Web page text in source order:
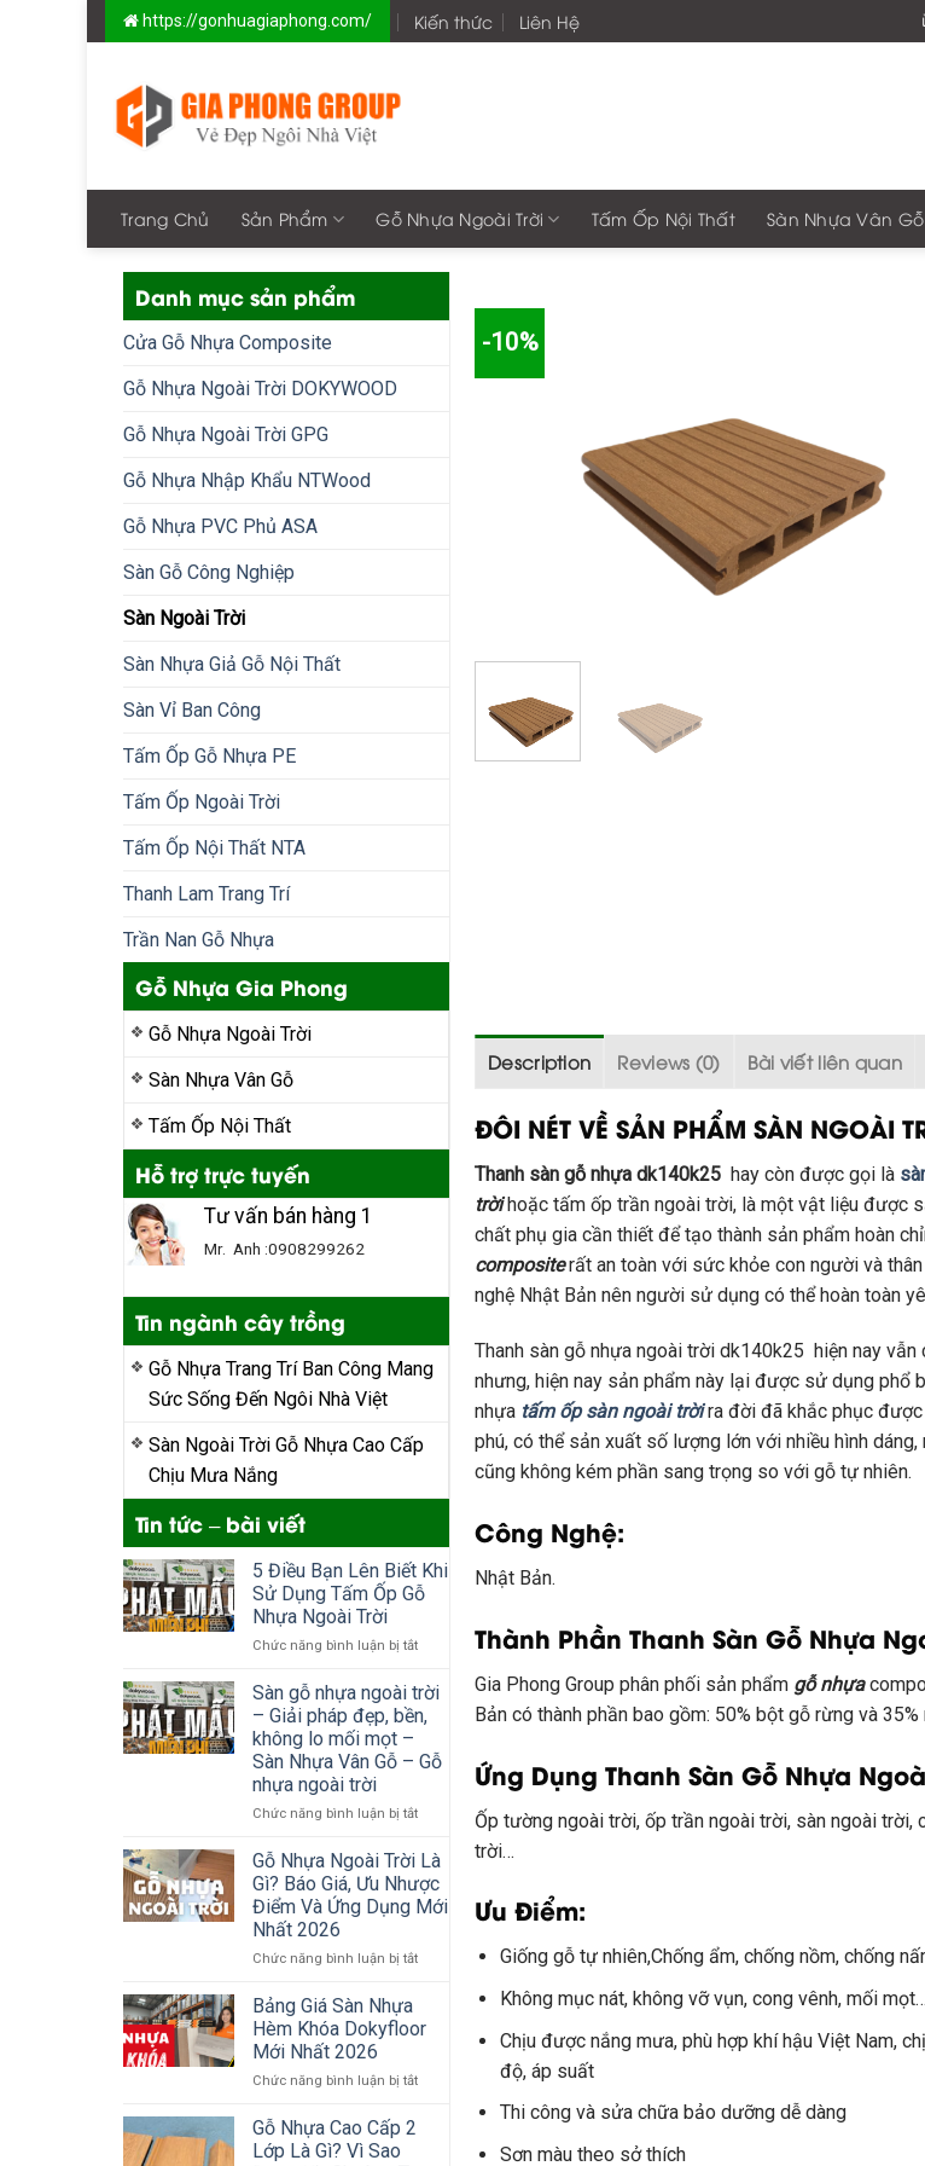
to
https://gonhuagiaphong.com/ Kiến thức Liên Hệ Chào mừng
Trang Chủ Sản Phẩm Gỗ Nhựa Ngoài Trời Tấm Ốp Nội Thất Sàn Nhựa Vân Gỗ
Danh mục sản phẩm
Cửa Gỗ Nhựa Composite
Gỗ Nhựa Ngoài Trời DOKYWOOD
Gỗ Nhựa Ngoài Trời GPG
Gỗ Nhựa Nhập Khẩu NTWood
Gỗ Nhựa PVC Phủ ASA
Sàn Gỗ Công Nghiệp
Sàn Ngoài Trời
Sàn Nhựa Giả Gỗ Nội Thất
Sàn Vỉ Ban Công
Tấm Ốp Gỗ Nhựa PE
Tấm Ốp Ngoài Trời
Tấm Ốp Nội Thất NTA
Thanh Lam Trang Trí
Trần Nan Gỗ Nhựa
Gỗ Nhựa Gia Phong
Gỗ Nhựa Ngoài Trời
Sàn Nhựa Vân Gỗ
Tấm Ốp Nội Thất
Hỗ trợ trực tuyến
Tư vấn bán hàng 1
Mr. Anh :0908299262
Tin ngành cây trồng
Gỗ Nhựa Trang Trí Ban Công Mang
Sức Sống Đến Ngôi Nhà Việt
Sàn Ngoài Trời Gỗ Nhựa Cao Cấp
Chịu Mưa Nắng
Tin tức – bài viết
5 Điều Bạn Lên Biết Khi
Sử Dụng Tấm Ốp Gỗ
Nhựa Ngoài Trời
Chức năng bình luận bị tắtở
Điều
Bạn
Lên
Khi
Dụng
Ốp
Gỗ
Nhựa
Ngoài
Sàn gỗ nhựa ngoài trời
– Giải pháp đẹp, bền,
không lo mối mọt –
Sàn Nhựa Vân Gỗ – Gỗ
nhựa ngoài trời
Chức năng bình luận bị tắtở
gỗ
ngoài
trời
Giải
không
mối
Gỗ Nhựa Ngoài Trời Là
Gì? Báo Giá, Ưu Nhược
Điểm Và Ứng Dụng Mới
Nhất 2026
Chức năng bình luận bị tắtở
Trời
Gì?
Bảng Giá Sàn Nhựa
Hèm Khóa Dokyfloor
Mới Nhất 2026
Chức năng bình luận bị tắtở
Gỗ Nhựa Cao Cấp 2
Lớp Là Gì? Vì Sao
-10%
Description Reviews (0) Bài viết liên quan
ĐÔI NÉT VỀ SẢN PHẨM SÀN NGOÀI
Thanh sàn gỗ nhựa dk140k25 hay còn được gọi là
trờihoặc tấm ốp trần ngoài trời, là một vật liệu được
chất phụ gia cần thiết để tạo thành sản phẩm hoàn
compositerất an toàn với sức khỏe con người và
nghệ Nhật Bản nên người sử dụng có thể hoàn toàn
Thanh sàn gỗ nhựa ngoài trời dk140k25 hiện nay
nhưng, hiện nay sản phẩm này lại được sử dụng
nhựa tấm ốp sàn ngoài trờira đời đã khắc phục được
phú, có thể sản xuất số lượng lớn với nhiều hình
cũng không kém phần sang trọng so với gỗ tự nhiên.
Công Nghệ:
Nhật Bản.
Thành Phần Thanh Sàn Gỗ Nhựa
Gia Phong Group phân phối sản phẩm gỗ nhựa
Bản có thành phần bao gồm: 50% bột gỗ rừng và
Ứng Dụng Thanh Sàn Gỗ Nhựa
Ốp tường ngoài trời, ốp trần ngoài trời, sàn ngoài
trời…
Ưu Điểm:
Giống gỗ tự nhiên,Chống ẩm, chống nồm, chống
Không mục nát, không vỡ vụn, cong vênh, mối mọt…
Chịu được nắng mưa, phù hợp khí hậu Việt Nam,
độ, áp suất
Thi công và sửa chữa bảo dưỡng dễ dàng
Sơn màu theo sở thích